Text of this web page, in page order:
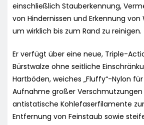
einschließlich Stauberkennung,
von Hindernissen und Erkennung von
um wirklich bis zum Rand zu reinigen.
Er verfügt über eine neue, Triple-
Bürstwalze ohne seitliche
Hartböden, weiches „Fluffy“-Nylon
Aufnahme großer Verschmutzungen
antistatische Kohlefaserfilamente zur
Entfernung von Feinstaub sowie